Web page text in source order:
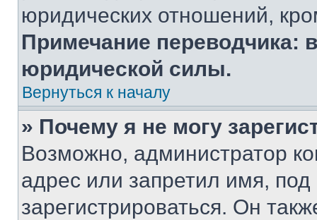
юридических отношений,
Примечание переводчика:
юридической силы.
Вернуться к началу
» Почему я не могу
Возможно, администратор
адрес или запретил имя,
зарегистрироваться. Он